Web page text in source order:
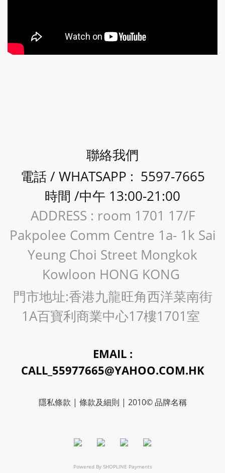
聯絡我們
電話 / WHATSAPP : 5597-7665
時間 /中午 13:00-21:00
ADDRESS : room 1701 17/F
Pakpolee Comm Centre 1a- 1k Sai
Yeung Choi Street Mongkok
Kowloon HONG KONG
門市地址:香港九龍旺角西洋菜南街
1A百寶利商業中心17樓1701室
EMAIL :
CALL_55977665@YAHOO.COM.HK
隱私條款 | 條款及細則 | 2010© 品牌名稱
Powered By SHOPLINE Payments